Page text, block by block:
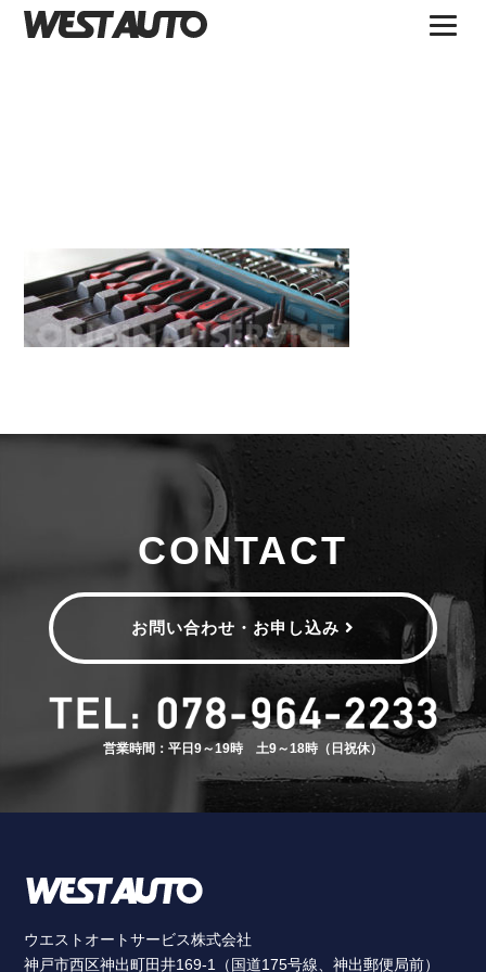
CONTACT
お問い合わせ・お申し込み
営業時間：平日9～19時 土9～18時（日祝休）
ウエストオートサービス株式会社
神戸市西区神出町田井169-1（国道175号線、神出郵便局前）